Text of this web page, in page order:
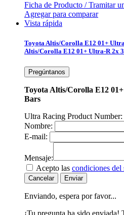
Ficha de Producto / Tramitar
Agregar para comparar
Vista rápida
Toyota Altis/Corolla E12 01+
Altis/Corolla E12 01+ Ultra-R 2x
Pregúntanos
Toyota Altis/Corolla E12
Bars
Ultra Racing Product
Nombre:
E-mail:
Mensaje:
Acepto las condiciones del
Cancelar Enviar
Enviando, espera por favor...